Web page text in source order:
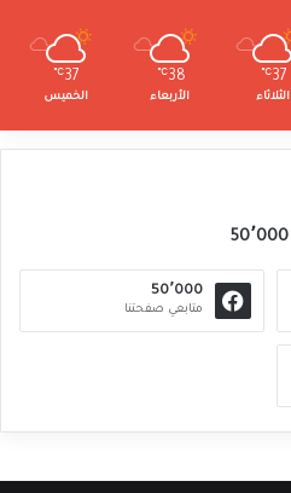
37
℃
الثلاثاء
38
℃
الأربعاء
37
℃
الخميس
50٬000
50٬000
متابعي صفحتنا